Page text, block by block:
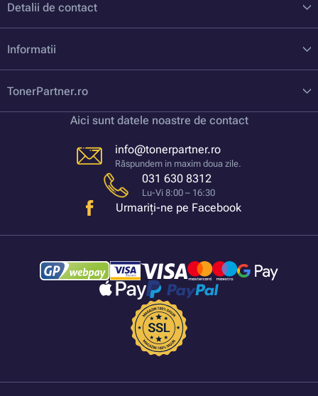
Detalii de contact
Informatii
TonerPartner.ro
Aici sunt datele noastre de contact
info@tonerpartner.ro
Răspundem in maxim doua zile.
031 630 8312
Lu-Vi 8:00 – 16:30
Urmariți-ne pe Facebook